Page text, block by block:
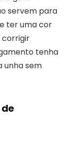
servem para
ter uma cor
corrigir
tenha
unha sem